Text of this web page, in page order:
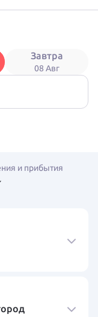
Завтра
08 Авг
и прибытия